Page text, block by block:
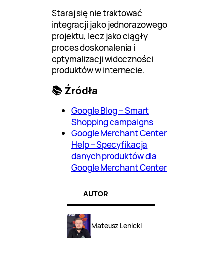
Staraj się nie traktować
integracji jako jednorazowego
projektu, lecz jako ciągły
proces doskonalenia i
optymalizacji widoczności
produktów w internecie.
📚 Źródła
Google Blog – Smart
Shopping campaigns
Google Merchant Center
Help – Specyfikacja
danych produktów dla
Google Merchant Center
AUTOR
Mateusz Lenicki